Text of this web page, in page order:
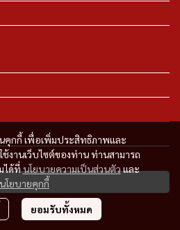
คุกกี้ เพื่อเพิ่มประสิทธิภาพและ
งานเว็บไซต์ของท่าน ท่านสามารถ
ได้ที่นโยบายความเป็นส่วนตัวและ
นโยบายคุกกี้
ยอมรับทั้งหมด